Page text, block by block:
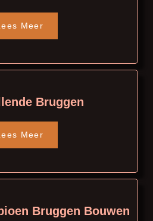
Meer
Bruggen
Meer
Bruggen Bouwen